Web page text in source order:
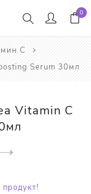
0
С
Serum 30мл
Vitamin C